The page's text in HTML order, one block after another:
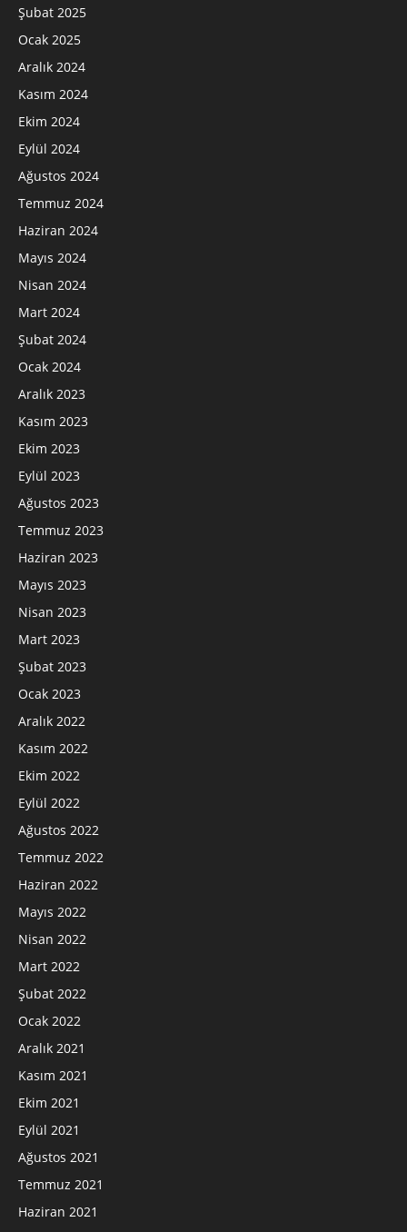
Şubat 2025
Ocak 2025
Aralık 2024
Kasım 2024
Ekim 2024
Eylül 2024
Ağustos 2024
Temmuz 2024
Haziran 2024
Mayıs 2024
Nisan 2024
Mart 2024
Şubat 2024
Ocak 2024
Aralık 2023
Kasım 2023
Ekim 2023
Eylül 2023
Ağustos 2023
Temmuz 2023
Haziran 2023
Mayıs 2023
Nisan 2023
Mart 2023
Şubat 2023
Ocak 2023
Aralık 2022
Kasım 2022
Ekim 2022
Eylül 2022
Ağustos 2022
Temmuz 2022
Haziran 2022
Mayıs 2022
Nisan 2022
Mart 2022
Şubat 2022
Ocak 2022
Aralık 2021
Kasım 2021
Ekim 2021
Eylül 2021
Ağustos 2021
Temmuz 2021
Haziran 2021